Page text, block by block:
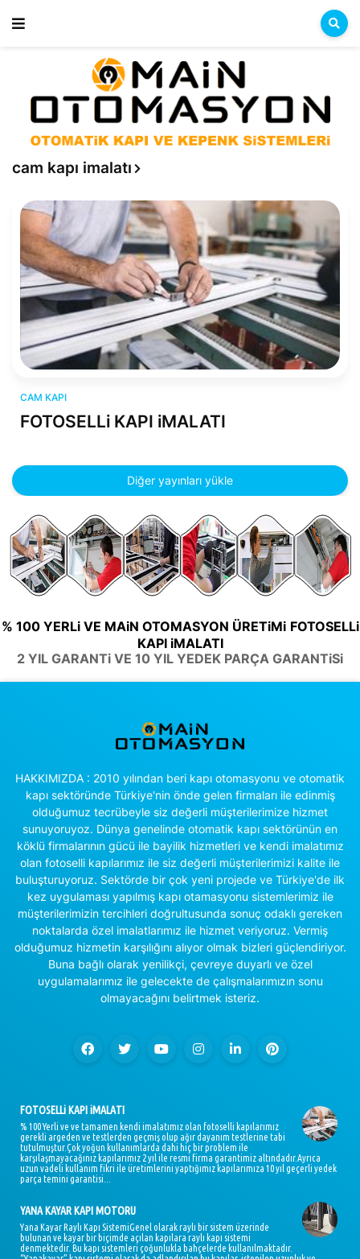
cam kapı imalatı
CAM KAPI
FOTOSELLi KAPI iMALATI
Diğer yayınları yükle
% 100 YERLi VE MAiN OTOMASYON ÜRETiMi FOTOSELLi
KAPI iMALATI
2 YIL GARANTi VE 10 YIL YEDEK PARÇA GARANTiSi
HAKKIMIZDA : 2010 yılından beri kapı otomasyonu ve otomatik
kapı sektöründe Türkiye'nin önde gelen firmaları ile edinmiş
olduğumuz tecrübeyle siz değerli müşterilerimize hizmet
sunuyoruyoz. Dünya genelinde otomatik kapı sektörünün en
köklü firmalarının gücü ile bayilik hizmetleri ve kendi imalatımız
olan fotoselli kapılarımız ile siz değerli müşterilerimizi kalite ile
buluşturuyoruz. Sektörde bir çok yeni projede ve Türkiye'de ilk
kez uygulaması yapılmış kapı otamasyonu sistemlerimiz ile
müşterilerimizin tercihleri doğrultusunda sonuç odaklı gereken
noktalarda özel imalatlarımız ile hizmet veriyoruz. Vermiş
olduğumuz hizmetin karşılığını alıyor olmak bizleri güçlendiriyor.
Buna bağlı olarak yenilikçi, çevreye duyarlı ve özel
uygulamalarımız ile gelecekte de çalışmalarımızın sonu
olmayacağını belirtmek isteriz.
FOTOSELLi KAPI iMALATI
% 100 Yerli ve ve tamamen kendi imalatımız olan fotoselli kapılarımız
gerekli argeden ve testlerden geçmiş olup ağır dayanım testlerine tabi
tutulmuştur.Çok yoğun kullanımlarda dahi hiç bir problem ile
karşılaşmayacağınız kapılarımız 2 yıl ile resmi firma garantimiz altındadır.Ayrıca
uzun vadeli kullanım fikri ile üretimlerini yaptığımız kapılarımıza 10 yıl geçerli yedek
parça temini garantisi...
YANA KAYAR KAPI MOTORU
Yana Kayar Raylı Kapı SistemiGenel olarak raylı bir sistem üzerinde
bulunan ve kayar bir biçimde açılan kapılara raylı kapı sistemi
denmektedir. Bu kapı sistemleri çoğunlukla bahçelerde kullanılmaktadır.